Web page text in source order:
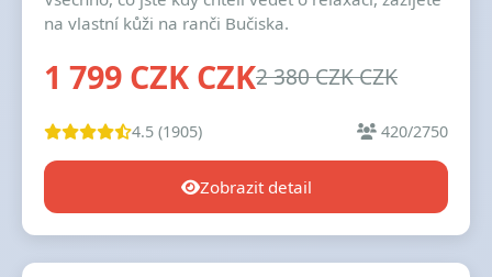
na vlastní kůži na ranči Bučiska.
1 799 CZK CZK2 380 CZK CZK
4.5 (1905) 420/2750
Zobrazit detail